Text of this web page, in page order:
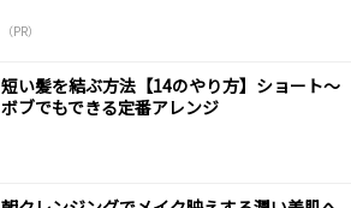
（PR）
短い髪を結ぶ方法【14のやり方】ショート～
ボブでもできる定番アレンジ